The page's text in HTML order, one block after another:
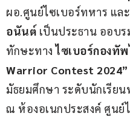
ผอ.ศูนย์ไซเบอร์ทหาร และ
อนันต์ เป็นประธาน ออบ
ทักษะทาง ไซเบอร์กองทัพ
Warrior Contest 2024”
มัธยมศึกษา ระดับนักเรีย
ณ ห้องอเนกประสงค์ ศูนย์